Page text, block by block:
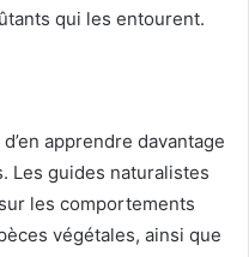
qui les entourent.
apprendre davantage
Les guides naturalistes
les comportements
végétales, ainsi que